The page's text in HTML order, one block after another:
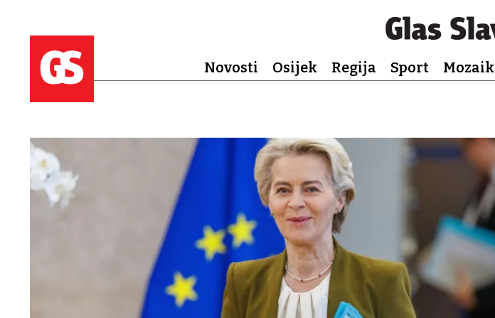
Novosti Osijek Regija Sport Mozaik